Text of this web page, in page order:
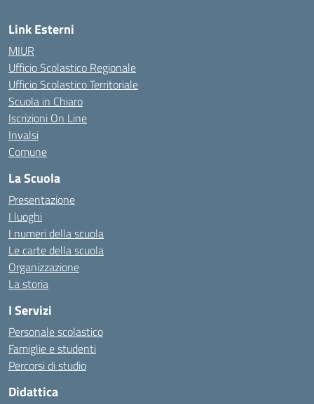
Link Esterni
MIUR
Ufficio Scolastico Regionale
Ufficio Scolastico Territoriale
Scuola in Chiaro
Iscrizioni On Line
Invalsi
Comune
La Scuola
Presentazione
I luoghi
I numeri della scuola
Le carte della scuola
Organizzazione
La storia
I Servizi
Personale scolastico
Famiglie e studenti
Percorsi di studio
Didattica